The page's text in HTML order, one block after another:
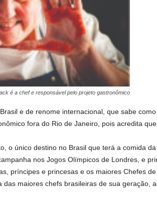
é a chef e responsável pelo projeto gastronômico
e de renome internacional, que sabe
fora do Rio de Janeiro, pois acredita
o único destino no Brasil que terá a comida
nos Jogos Olímpicos de Londres, e
príncipes e princesas e os maiores Chefes
maiores chefs brasileiras de sua geração,